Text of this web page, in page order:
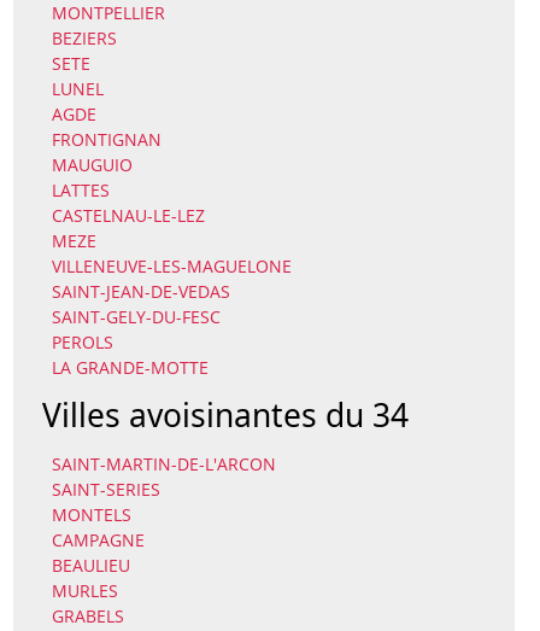
MONTPELLIER
BEZIERS
SETE
LUNEL
AGDE
FRONTIGNAN
MAUGUIO
LATTES
CASTELNAU-LE-LEZ
MEZE
VILLENEUVE-LES-MAGUELONE
SAINT-JEAN-DE-VEDAS
SAINT-GELY-DU-FESC
PEROLS
LA GRANDE-MOTTE
Villes avoisinantes du 34
SAINT-MARTIN-DE-L'ARCON
SAINT-SERIES
MONTELS
CAMPAGNE
BEAULIEU
MURLES
GRABELS